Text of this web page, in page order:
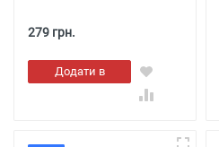
279 грн.
Додати в
кошик